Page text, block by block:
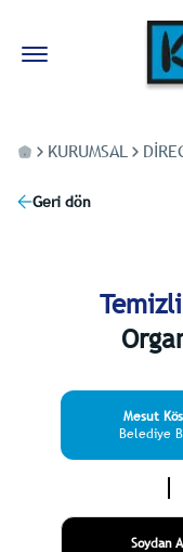
KURUMSAL
Geri dön
Mesut
Belediye
Soydan